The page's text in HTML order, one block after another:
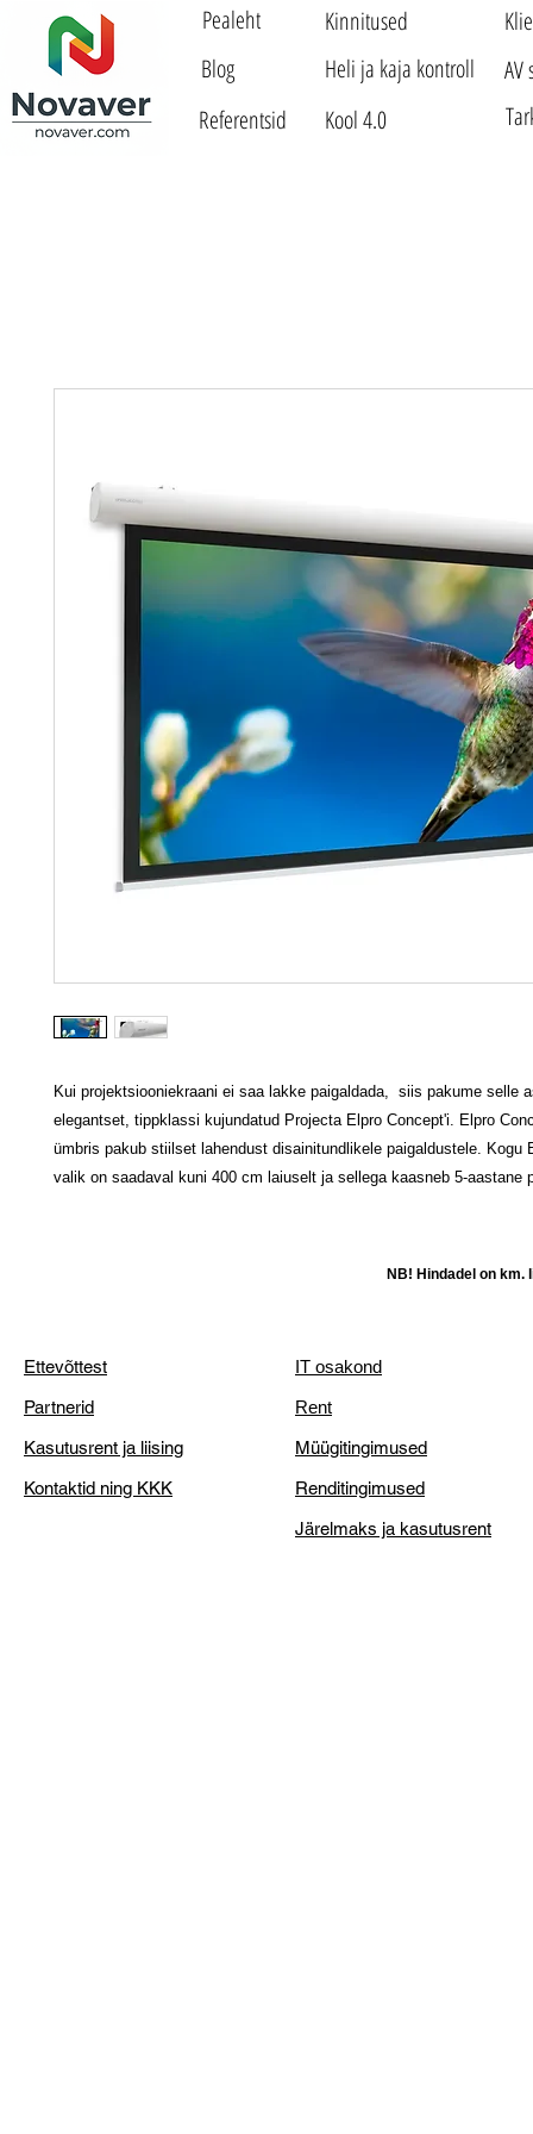
Pealeht
Blog
Referentsid
Heli ja kaja kontroll
Kinnitused
Kool 4.0
Kui projektsiooniekraani ei saa lakke paigaldada, siis pakume selle
elegantset, tippklassi kujundatud Projecta Elpro Concept'i. Elpro
ümbris pakub stiilset lahendust disainitundlikele paigaldustele. Kogu
valik on saadaval kuni 400 cm laiuselt ja sellega kaasneb 5-aastane
NB! Hindadel on km.
Ettevõttest
Partnerid
Kasutusrent ja liising
Kontaktid ning KKK
IT osakond
Rent
Müügitingimused
Renditingimused
Järelmaks ja kasutusrent